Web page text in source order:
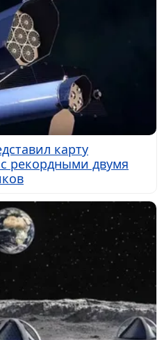
карту
рекордными двумя